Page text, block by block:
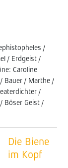
/
/ Erdgeist /
Caroline
Bauer / Marthe /
/
Böser Geist /
Die Biene
im Kopf